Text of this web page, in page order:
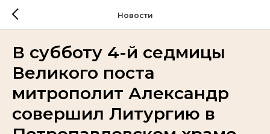
Новости
В субботу 4-й седмицы
Великого поста
митрополит Александр
совершил Литургию в